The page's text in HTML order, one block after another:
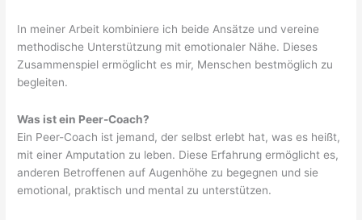
In meiner Arbeit kombiniere ich beide Ansätze und vereine
methodische Unterstützung mit emotionaler Nähe. Dieses
Zusammenspiel ermöglicht es mir, Menschen bestmöglich zu
begleiten.
Was ist ein Peer-Coach?
Ein Peer-Coach ist jemand, der selbst erlebt hat, was es heißt,
mit einer Amputation zu leben. Diese Erfahrung ermöglicht es,
anderen Betroffenen auf Augenhöhe zu begegnen und sie
emotional, praktisch und mental zu unterstützen.